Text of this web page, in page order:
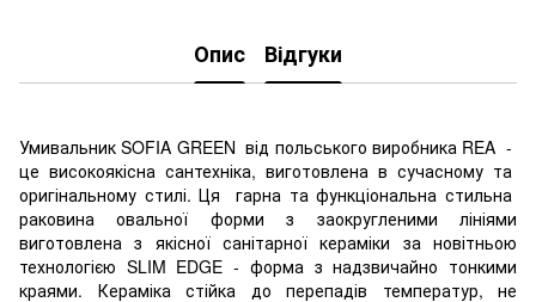
Опис Відгуки
Умивальник SOFIA GREEN від польського виробника REA -
це високоякісна сантехніка, виготовлена в сучасному та
оригінальному стилі. Ця гарна та функціональна стильна
раковина овальної форми з заокругленими лініями
виготовлена з якісної санітарної кераміки за новітньою
технологією SLIM EDGE - форма з надзвичайно тонкими
краями. Кераміка стійка до перепадів температур, не